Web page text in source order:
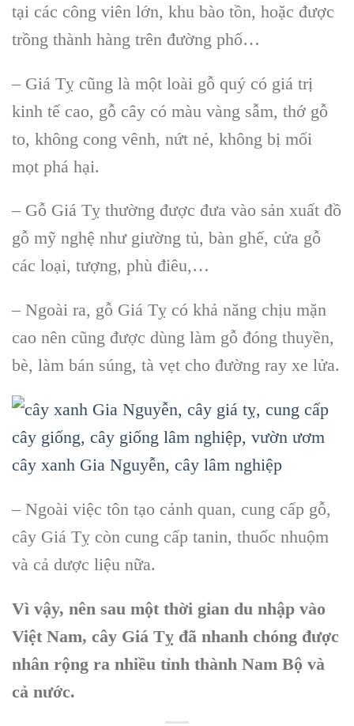
tại các công viên lớn, khu bào tồn, hoặc được
trồng thành hàng trên đường phố…
– Giá Tỵ cũng là một loài gỗ quý có giá trị
kinh tế cao, gỗ cây có màu vàng sẫm, thớ gỗ
to, không cong vênh, nứt nẻ, không bị mối
mọt phá hại.
– Gỗ Giá Tỵ thường được đưa vào sản xuất đồ
gỗ mỹ nghệ như giường tủ, bàn ghế, cửa gỗ
các loại, tượng, phù điêu,…
– Ngoài ra, gỗ Giá Tỵ có khả năng chịu mặn
cao nên cũng được dùng làm gỗ đóng thuyền,
bè, làm bán súng, tà vẹt cho đường ray xe lửa.
– Ngoài việc tôn tạo cảnh quan, cung cấp gỗ,
cây Giá Tỵ còn cung cấp tanin, thuốc nhuộm
và cả dược liệu nữa.
Vì vậy, nên sau một thời gian du nhập vào
Việt Nam, cây Giá Tỵ đã nhanh chóng được
nhân rộng ra nhiều tỉnh thành Nam Bộ và
cả nước.